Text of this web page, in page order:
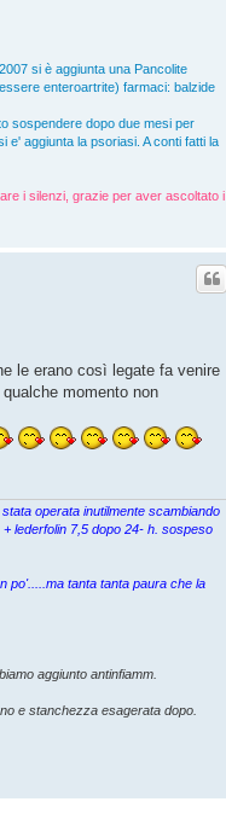
si è aggiunta una Pancolite
enteroartrite) farmaci: balzide
sospendere dopo due mesi per
e' aggiunta la psoriasi. A conti fatti la
i silenzi, grazie per aver ascoltato i
le erano così legate fa venire
momento non
operata inutilmente scambiando
lederfolin 7,5 dopo 24- h. sospeso
po'.....ma tanta tanta paura che la
aggiunto antinfiamm.
e stanchezza esagerata dopo.